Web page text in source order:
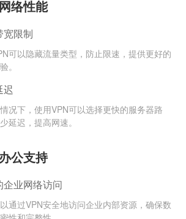
络性能
宽限制
可以隐藏流量类型，防止限速，提供更好的
。
迟
况下，使用VPN可以选择更快的服务器路
延迟，提高网速。
公支持
企业网络访问
通过VPN安全地访问企业内部资源，确保数